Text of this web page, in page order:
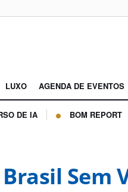
LUXO AGENDA DE EVENTOS
DE IA BOM REPORT
Brasil Sem